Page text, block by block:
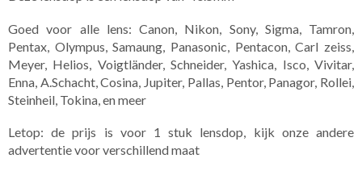
Goed voor alle lens: Canon, Nikon, Sony, Sigma, Tamron,
Pentax, Olympus, Samaung, Panasonic, Pentacon, Carl zeiss,
Meyer, Helios, Voigtländer, Schneider, Yashica, Isco, Vivitar,
Enna, A.Schacht, Cosina, Jupiter, Pallas, Pentor, Panagor, Rollei,
Steinheil, Tokina, en meer
Letop: de prijs is voor 1 stuk lensdop, kijk onze andere
advertentie voor verschillend maat